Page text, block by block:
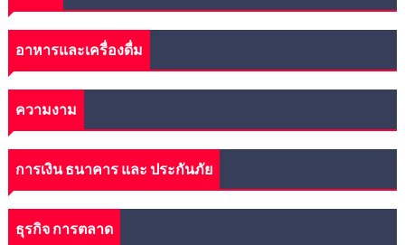
อาหารและเครื่องดื่ม
ความงาม
การเงิน ธนาคาร และ ประกันภัย
ธุรกิจ การตลาด